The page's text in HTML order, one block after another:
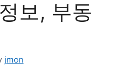
보, 부동
jmon